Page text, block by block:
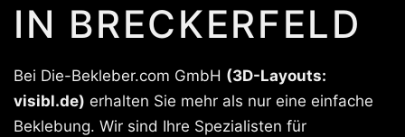
IN BRECKERFELD
Bei Die-Bekleber.com GmbH (3D-Layouts:
visibl.de) erhalten Sie mehr als nur eine einfache
Beklebung. Wir sind Ihre Spezialisten für